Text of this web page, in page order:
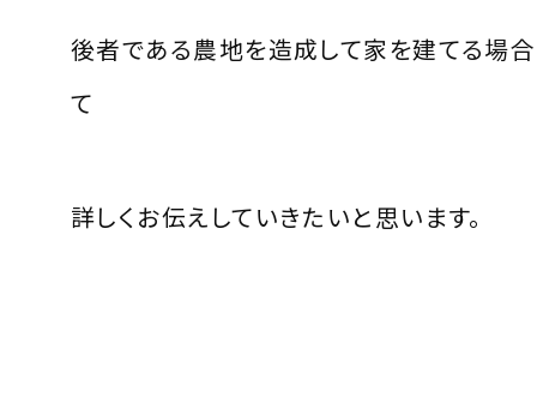
後者である農地を造成して家を建てる場
て
詳しくお伝えしていきたいと思います。